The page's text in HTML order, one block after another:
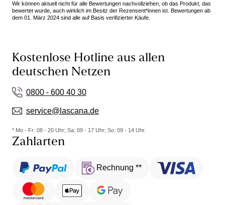
Wir können aktuell nicht für alle Bewertungen nachvollziehen, ob das Produkt, das
bewertet wurde, auch wirklich im Besitz der Rezensent*innen ist. Bewertungen ab
dem 01. März 2024 sind alle auf Basis verifizierter Käufe.
Kostenlose Hotline aus allen
deutschen Netzen
0800 - 600 40 30
service@lascana.de
* Mo - Fr: 08 - 20 Uhr; Sa: 09 - 17 Uhr; So: 09 - 14 Uhr.
Zahlarten
Rechnung **